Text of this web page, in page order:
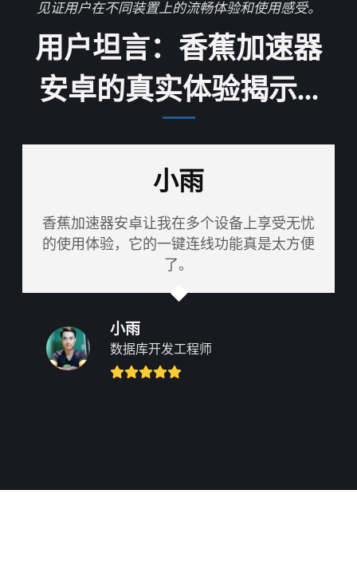
见证用户在不同装置上的流畅体验和使用感受。
用户坦言：香蕉加速器
安卓的真实体验揭示...
小雨
香蕉加速器安卓让我在多个设备上享受无忧
的使用体验，它的一键连线功能真是太方便
了。
小雨
数据库开发工程师